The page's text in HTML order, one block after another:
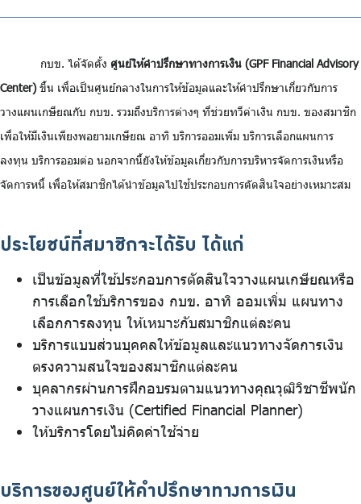
ติดต่อเรา
กบข. ได้จัดตั้ง ศูนย์ให้คำปรึกษาทางการเงิน (GPF Financial Advisory
Center)ขึ้น เพื่อเป็นศูนย์กลางในการให้ข้อมูลและให้คำปรึกษาเกี่ยวกับการ
วางแผนเกษียณกับ กบข. รวมถึงบริการต่างๆ ที่ช่วยทวีค่าเงิน กบข. ของสมาชิก
เพื่อให้มีเงินเพียงพอยามเกษียณ อาทิ บริการออมเพิ่ม บริการเลือกแผนการ
ลงทุน บริการออมต่อ นอกจากนี้ยังให้ข้อมูลเกี่ยวกับการบริหารจัดการเงินหรือ
จัดการหนี้ เพื่อให้สมาชิกได้นำข้อมูลไปใช้ประกอบการตัดสินใจอย่างเหมาะสม
ประโยชน์ที่สมาชิกจะได้รับ ได้แก่
เป็นข้อมูลที่ใช้ประกอบการตัดสินใจวางแผนเกษียณหรือ
การเลือกใช้บริการของ กบข. อาทิ ออมเพิ่ม แผนทาง
เลือกการลงทุน ให้เหมาะกับสมาชิกแต่ละคน
บริการแบบส่วนบุคคลให้ข้อมูลและแนวทางจัดการเงิน
ตรงความสนใจของสมาชิกแต่ละคน
บุคลากรผ่านการฝึกอบรมตามแนวทางคุณวุฒิวิชาชีพนัก
วางแผนการเงิน (Certified Financial Planner)
ให้บริการโดยไม่คิดค่าใช้จ่าย
บริการของศูนย์ให้คำปรึกษาทางการเงิน